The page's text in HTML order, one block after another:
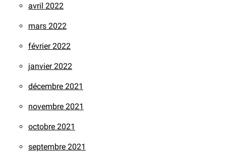
avril 2022
mars 2022
février 2022
janvier 2022
décembre 2021
novembre 2021
octobre 2021
septembre 2021